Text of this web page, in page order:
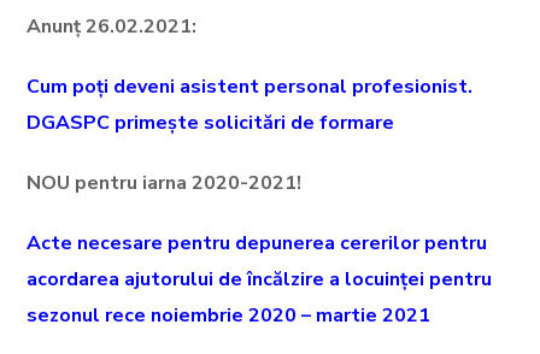
Anunț 26.02.2021:
Cum poți deveni asistent personal profesionist.
DGASPC primește solicitări de formare
NOU pentru iarna 2020-2021!
Acte necesare pentru depunerea cererilor pentru
acordarea ajutorului de încălzire a locuinței pentru
sezonul rece noiembrie 2020 – martie 2021